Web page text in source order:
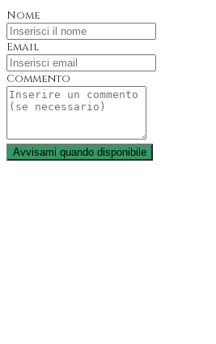
Nome
Email
Commento
Avvisami quando disponibile